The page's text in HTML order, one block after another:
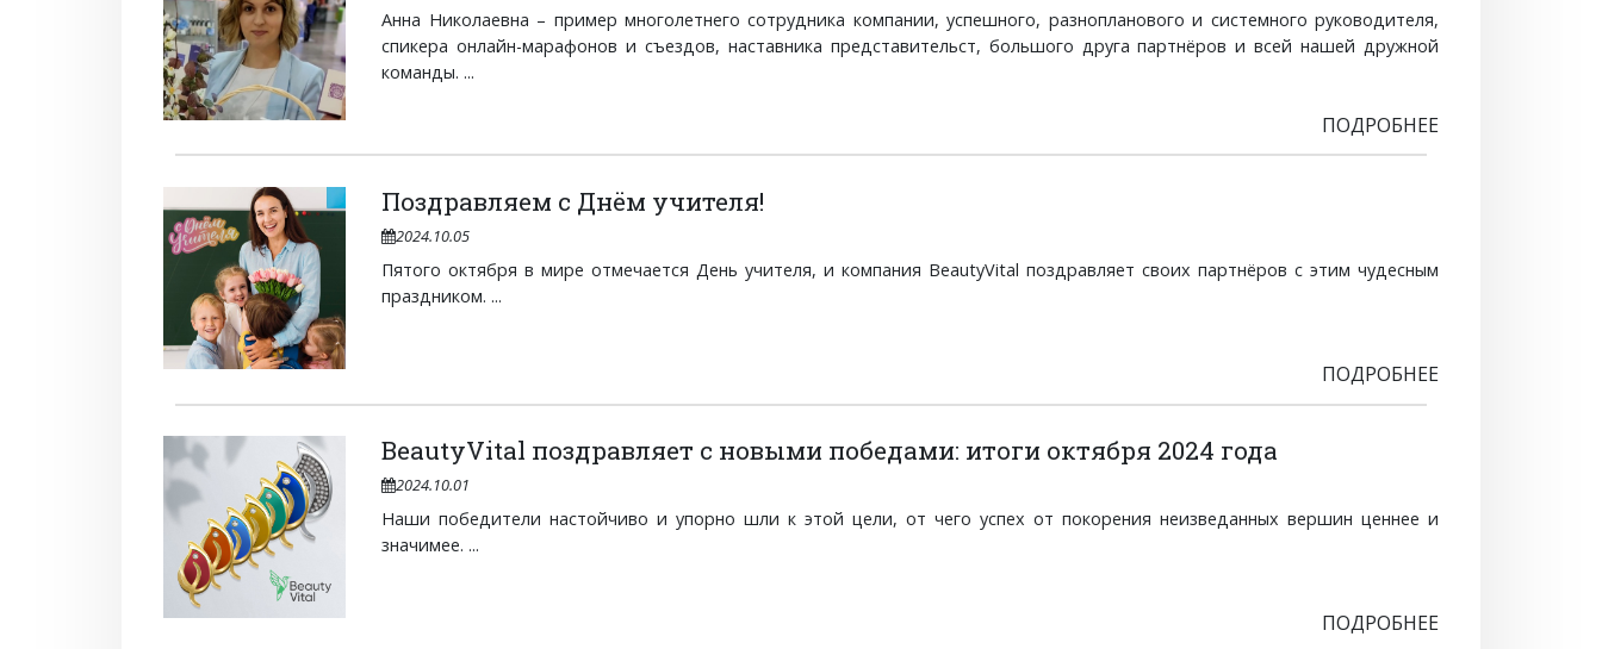
Анна Николаевна – пример многолетнего сотрудника компании, успешного, разнопланового и системного руководителя,
спикера онлайн-марафонов и съездов, наставника представительст, большого друга партнёров и всей нашей дружной
команды. ...
ПОДРОБНЕЕ
Поздравляем с Днём учителя!
2024.10.05
Пятого октября в мире отмечается День учителя, и компания BeautyVital поздравляет своих партнёров с этим чудесным
праздником. ...
ПОДРОБНЕЕ
BeautyVital поздравляет с новыми победами: итоги октября 2024 года
2024.10.01
Наши победители настойчиво и упорно шли к этой цели, от чего успех от покорения неизведанных вершин ценнее и
значимее. ...
ПОДРОБНЕЕ